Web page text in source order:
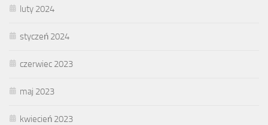
luty 2024
styczeń 2024
czerwiec 2023
maj 2023
kwiecień 2023